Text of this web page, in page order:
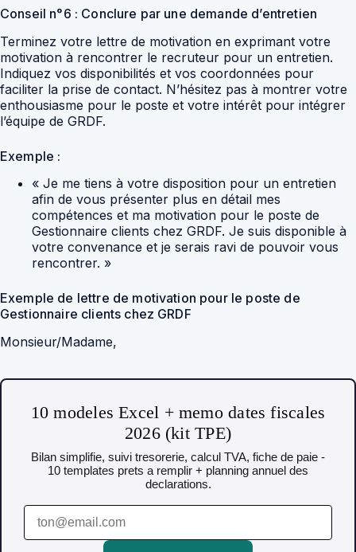
Conseil n°6 : Conclure par une demande d’entretien
Terminez votre lettre de motivation en exprimant votre
motivation à rencontrer le recruteur pour un entretien.
Indiquez vos disponibilités et vos coordonnées pour
faciliter la prise de contact. N’hésitez pas à montrer votre
enthousiasme pour le poste et votre intérêt pour intégrer
l’équipe de GRDF.
Exemple :
« Je me tiens à votre disposition pour un entretien
afin de vous présenter plus en détail mes
compétences et ma motivation pour le poste de
Gestionnaire clients chez GRDF. Je suis disponible à
votre convenance et je serais ravi de pouvoir vous
rencontrer. »
Exemple de lettre de motivation pour le poste de
Gestionnaire clients chez GRDF
Monsieur/Madame,
10 modeles Excel + memo dates fiscales
2026 (kit TPE)
Bilan simplifie, suivi tresorerie, calcul TVA, fiche de paie -
10 templates prets a remplir + planning annuel des
declarations.